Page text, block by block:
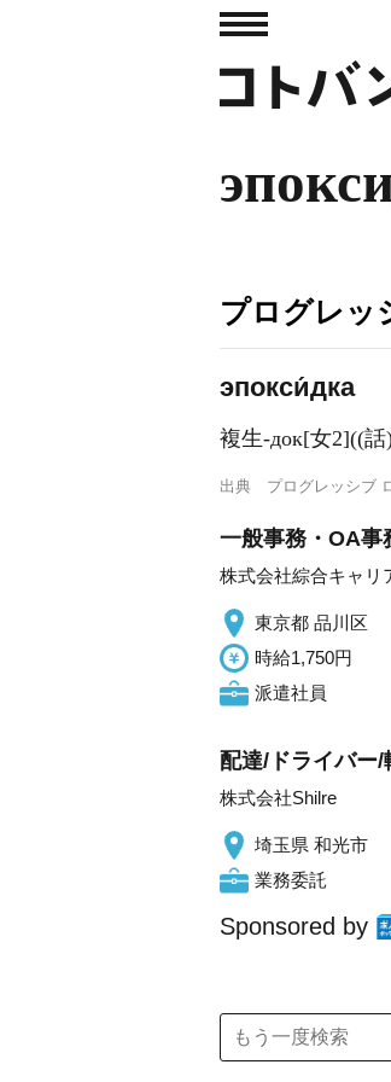
プログレッ
эпокси́дка
複生-док[女2]((
出典 プログレッシブ
一般事務・OA事
株式会社綜合キャリ
東京都 品川区
時給1,750円
派遣社員
配達/ドライバー
株式会社Shilre
埼玉県 和光市
業務委託
Sponsored by